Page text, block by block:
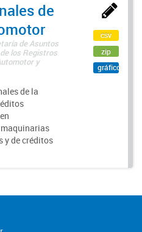
de
de Asuntos
los Registros
y
de la
y de créditos
csv
zip
gráfico